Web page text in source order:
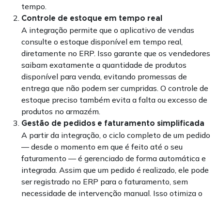
tempo.
Controle de estoque em tempo real
A integração permite que o aplicativo de vendas
consulte o estoque disponível em tempo real,
diretamente no ERP. Isso garante que os vendedores
saibam exatamente a quantidade de produtos
disponível para venda, evitando promessas de
entrega que não podem ser cumpridas. O controle de
estoque preciso também evita a falta ou excesso de
produtos no armazém.
Gestão de pedidos e faturamento simplificada
A partir da integração, o ciclo completo de um pedido
— desde o momento em que é feito até o seu
faturamento — é gerenciado de forma automática e
integrada. Assim que um pedido é realizado, ele pode
ser registrado no ERP para o faturamento, sem
necessidade de intervenção manual. Isso otimiza o